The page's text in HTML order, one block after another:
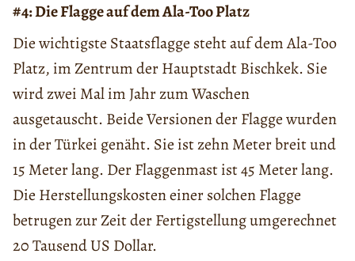
#4: Die Flagge auf dem Ala-Too Platz
Die wichtigste Staatsflagge steht auf dem Ala-Too
Platz, im Zentrum der Hauptstadt Bischkek. Sie
wird zwei Mal im Jahr zum Waschen
ausgetauscht. Beide Versionen der Flagge wurden
in der Türkei genäht. Sie ist zehn Meter breit und
15 Meter lang. Der Flaggenmast ist 45 Meter lang.
Die Herstellungskosten einer solchen Flagge
betrugen zur Zeit der Fertigstellung umgerechnet
20 Tausend US Dollar.